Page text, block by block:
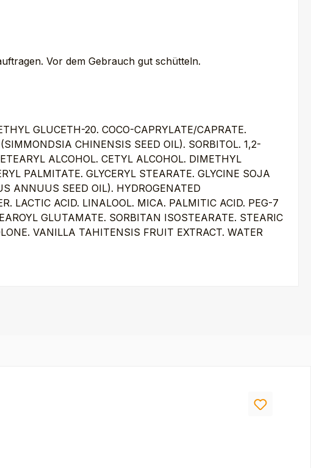
Vor dem Gebrauch gut schütteln.
GLUCETH-20. COCO-CAPRYLATE/CAPRATE.
CHINENSIS SEED OIL). SORBITOL. 1,2-
ALCOHOL. CETYL ALCOHOL. DIMETHYL
PALMITATE. GLYCERYL STEARATE. GLYCINE SOJA
ANNUUS SEED OIL). HYDROGENATED
LACTIC ACID. LINALOOL. MICA. PALMITIC ACID. PEG-7
GLUTAMATE. SORBITAN ISOSTEARATE. STEARIC
VANILLA TAHITENSIS FRUIT EXTRACT. WATER